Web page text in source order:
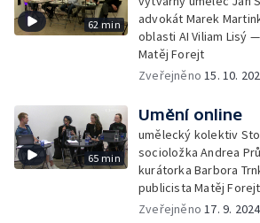
62 min
advokát Marek
oblasti AI Viliam Lisý
Matěj Forejt
Zveřejněno15. 10.
65 min
Umění online
umělecký kolektiv
socioložka Andrea
kurátorka Barbora
publicista Matěj Forejt
Zveřejněno17. 9. 2024